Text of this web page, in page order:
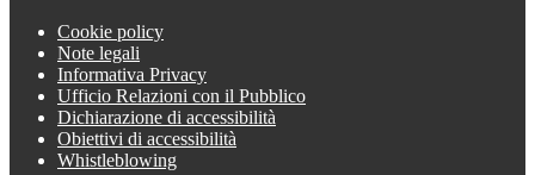
Cookie policy
Note legali
Informativa Privacy
Ufficio Relazioni con il Pubblico
Dichiarazione di accessibilità
Obiettivi di accessibilità
Whistleblowing